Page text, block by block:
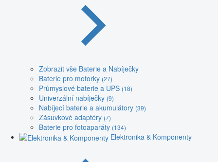
Zobrazit vše Baterie a Nabíječky
Baterie pro motorky (27)
Průmyslové baterie a UPS (18)
Univerzální nabíječky (9)
Nabíjecí baterie a akumulátory (39)
Zásuvkové adaptéry (7)
Baterie pro fotoaparáty (134)
Elektronika & Komponenty